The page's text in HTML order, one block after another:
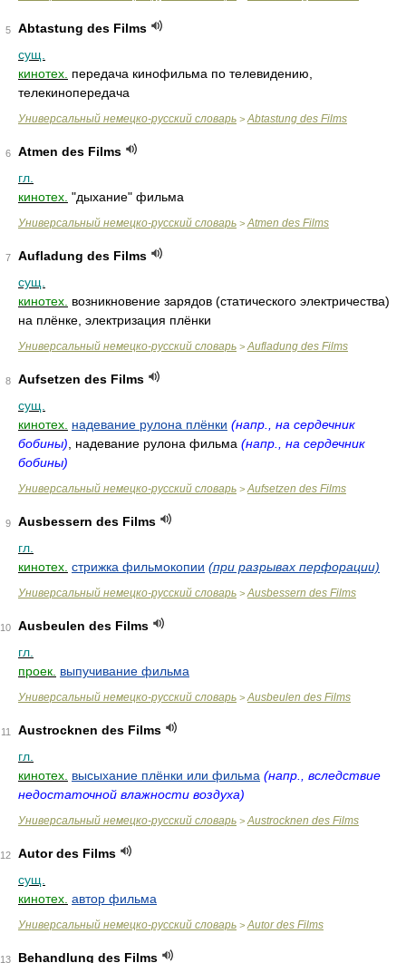
5
Abtastung des Films
сущ.
кинотех. передача кинофильма по телевидению,
телекинопередача
Универсальный немецко-русский словарь > Abtastung des Films
6
Atmen des Films
гл.
кинотех. "дыхание" фильма
Универсальный немецко-русский словарь > Atmen des Films
7
Aufladung des Films
сущ.
кинотех. возникновение зарядов (статического электричества)
на плёнке, электризация плёнки
Универсальный немецко-русский словарь > Aufladung des Films
8
Aufsetzen des Films
сущ.
кинотех. надевание рулона плёнки (напр., на сердечник
бобины) , надевание рулона фильма (напр., на сердечник
бобины)
Универсальный немецко-русский словарь > Aufsetzen des Films
9
Ausbessern des Films
гл.
кинотех. стрижка фильмокопии (при разрывах перфорации)
Универсальный немецко-русский словарь > Ausbessern des Films
10
Ausbeulen des Films
гл.
проек. выпучивание фильма
Универсальный немецко-русский словарь > Ausbeulen des Films
11
Austrocknen des Films
гл.
кинотех. высыхание плёнки или фильма (напр., вследствие
недостаточной влажности воздуха)
Универсальный немецко-русский словарь > Austrocknen des Films
12
Autor des Films
сущ.
кинотех. автор фильма
Универсальный немецко-русский словарь > Autor des Films
13 Behandlung des Films